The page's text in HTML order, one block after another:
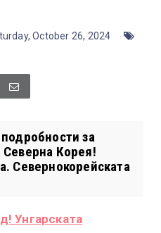
October 26, 2024
за
Корея!
Севернокорейската
Унгарската